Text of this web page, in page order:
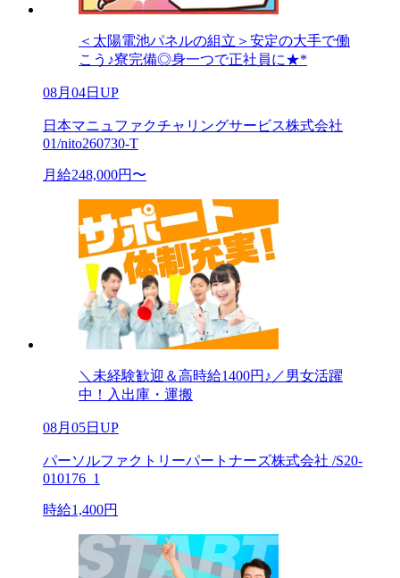
＜太陽電池パネルの組立＞安定の大手で働
こう♪寮完備◎身一つで正社員に★*
08月04日UP
日本マニュファクチャリングサービス株式会社
01/nito260730-T
月給248,000円〜
＼未経験歓迎＆高時給1400円♪／男女活躍
中！入出庫・運搬
08月05日UP
パーソルファクトリーパートナーズ株式会社 /S20-
010176_1
時給1,400円